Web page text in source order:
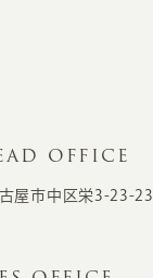
OFFICE
屋市中区栄3-23-23